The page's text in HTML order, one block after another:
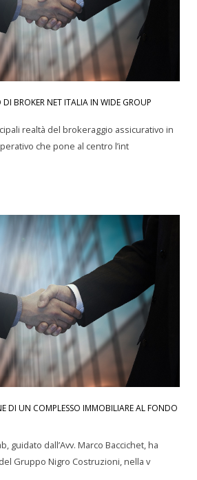
DI BROKER NET ITALIA IN WIDE GROUP
realtà del brokeraggio assicurativo in
che pone al centro l’int
DI UN COMPLESSO IMMOBILIARE AL FONDO
guidato dall’Avv. Marco Baccichet, ha
Gruppo Nigro Costruzioni, nella v